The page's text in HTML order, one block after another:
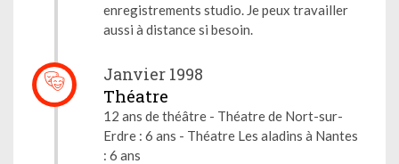
enregistrements studio. Je peux travailler
aussi à distance si besoin.
Janvier 1998
Théatre
12 ans de théâtre - Théatre de Nort-sur-
Erdre : 6 ans - Théatre Les aladins à Nantes
: 6 ans